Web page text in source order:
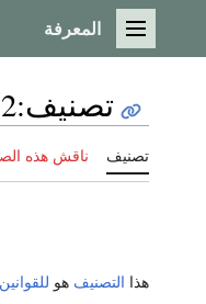
القائمة الرئيسية
المعرفة
تصنيف:
تصنيف ناقش هذه
هذا التصنيف هو للقوانين